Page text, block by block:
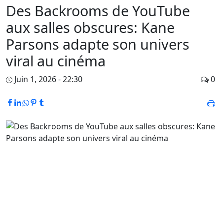
Des Backrooms de YouTube
aux salles obscures: Kane
Parsons adapte son univers
viral au cinéma
Juin 1, 2026 - 22:30 0